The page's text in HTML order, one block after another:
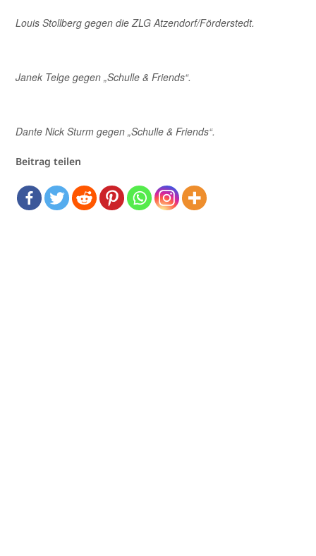
Louis Stollberg gegen die ZLG Atzendorf/Förderstedt.
Janek Telge gegen „Schulle & Friends“.
Dante Nick Sturm gegen „Schulle & Friends“.
Beitrag teilen